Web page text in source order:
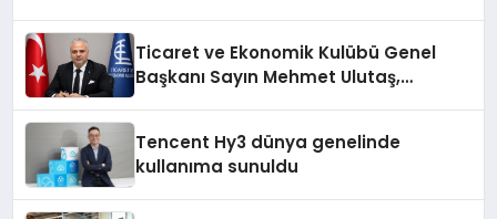
Ticaret ve Ekonomik Kulübü Genel
Başkanı Sayın Mehmet Ulutaş,
Tencent Hy3 dünya genelinde
kullanıma sunuldu